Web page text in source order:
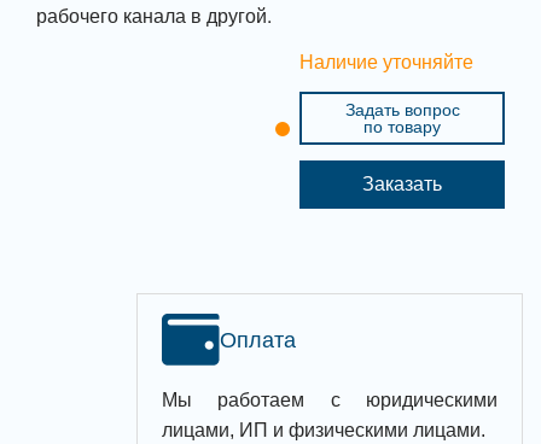
рабочего канала в другой.
Наличие уточняйте
Задать вопрос
по товару
Заказать
Оплата
Мы работаем с юридическими
лицами, ИП и физическими лицами.